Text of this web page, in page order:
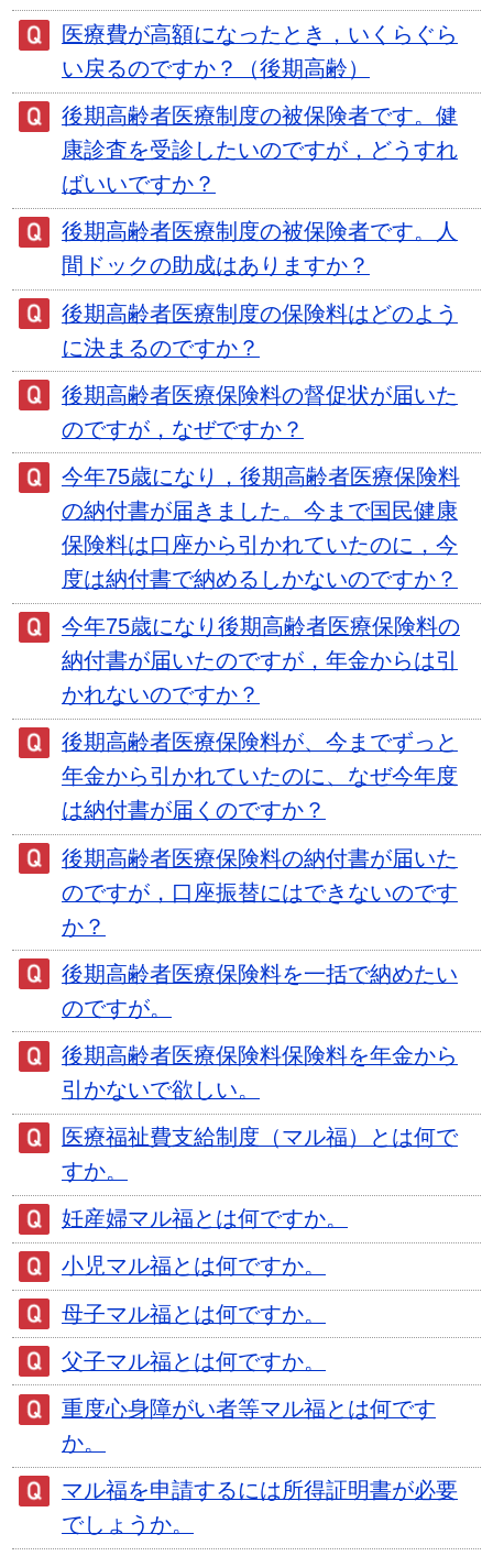
医療費が高額になったとき，いくらぐら
い戻るのですか？（後期高齢）
後期高齢者医療制度の被保険者です。健
康診査を受診したいのですが，どうすれ
ばいいですか？
後期高齢者医療制度の被保険者です。人
間ドックの助成はありますか？
後期高齢者医療制度の保険料はどのよう
に決まるのですか？
後期高齢者医療保険料の督促状が届いた
のですが，なぜですか？
今年75歳になり，後期高齢者医療保険料
の納付書が届きました。今まで国民健康
保険料は口座から引かれていたのに，今
度は納付書で納めるしかないのですか？
今年75歳になり後期高齢者医療保険料の
納付書が届いたのですが，年金からは引
かれないのですか？
後期高齢者医療保険料が、今までずっと
年金から引かれていたのに、なぜ今年度
は納付書が届くのですか？
後期高齢者医療保険料の納付書が届いた
のですが，口座振替にはできないのです
か？
後期高齢者医療保険料を一括で納めたい
のですが。
後期高齢者医療保険料保険料を年金から
引かないで欲しい。
医療福祉費支給制度（マル福）とは何で
すか。
妊産婦マル福とは何ですか。
小児マル福とは何ですか。
母子マル福とは何ですか。
父子マル福とは何ですか。
重度心身障がい者等マル福とは何です
か。
マル福を申請するには所得証明書が必要
でしょうか。